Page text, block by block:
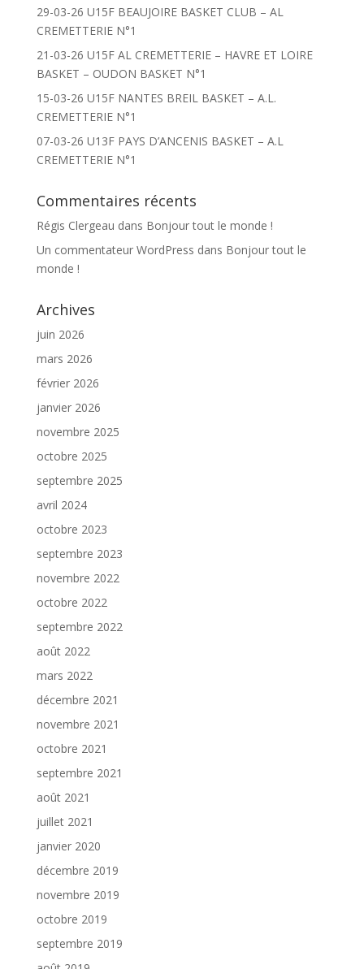
29-03-26 U15F BEAUJOIRE BASKET CLUB – AL
CREMETTERIE N°1
21-03-26 U15F AL CREMETTERIE – HAVRE ET LOIRE
BASKET – OUDON BASKET N°1
15-03-26 U15F NANTES BREIL BASKET – A.L.
CREMETTERIE N°1
07-03-26 U13F PAYS D’ANCENIS BASKET – A.L
CREMETTERIE N°1
Commentaires récents
Régis Clergeau dans Bonjour tout le monde !
Un commentateur WordPress dans Bonjour tout le
monde !
Archives
juin 2026
mars 2026
février 2026
janvier 2026
novembre 2025
octobre 2025
septembre 2025
avril 2024
octobre 2023
septembre 2023
novembre 2022
octobre 2022
septembre 2022
août 2022
mars 2022
décembre 2021
novembre 2021
octobre 2021
septembre 2021
août 2021
juillet 2021
janvier 2020
décembre 2019
novembre 2019
octobre 2019
septembre 2019